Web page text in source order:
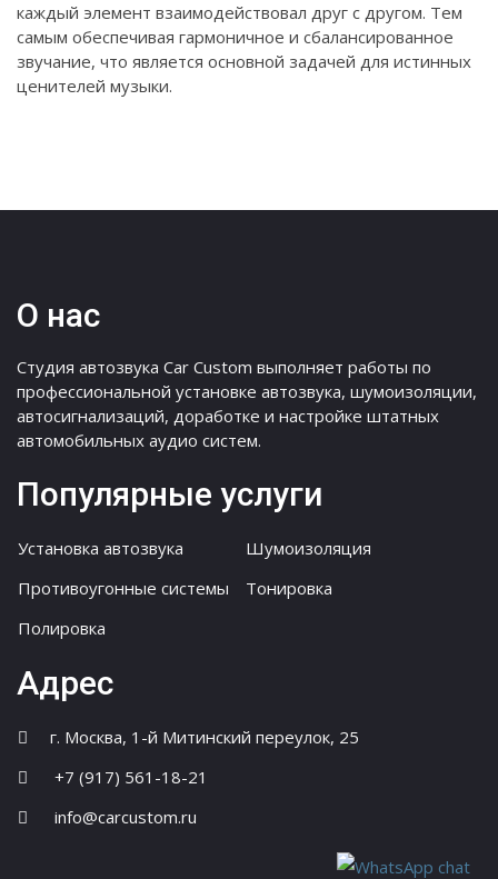
каждый элемент взаимодействовал друг с другом. Тем
самым обеспечивая гармоничное и сбалансированное
звучание, что является основной задачей для истинных
ценителей музыки.
О нас
Студия автозвука Car Custom выполняет работы по
профессиональной установке автозвука, шумоизоляции,
автосигнализаций, доработке и настройке штатных
автомобильных аудио систем.
Популярные услуги
Установка автозвука
Шумоизоляция
Противоугонные системы
Тонировка
Полировка
Адрес
г. Москва, 1-й Митинский переулок, 25
+7 (917) 561-18-21
info@carcustom.ru